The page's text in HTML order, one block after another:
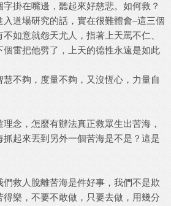
字掛在嘴邊，聽起來好慈悲。如何救？
入道場研究的話，實在很難體會–這三個
如意就怨天尤人，指著上天罵不仁、
個雷把他劈了，上天的德性永遠是如此
慧不夠，度量不夠，又沒恆心，力量自
念，怎麼有辦法真正救眾生出苦海，
抓起來丟到另外一個苦海是不是？這是
們救人脫離苦海是件好事，我們不是欺
得樂，不要不敢做，只要去做，用幾分